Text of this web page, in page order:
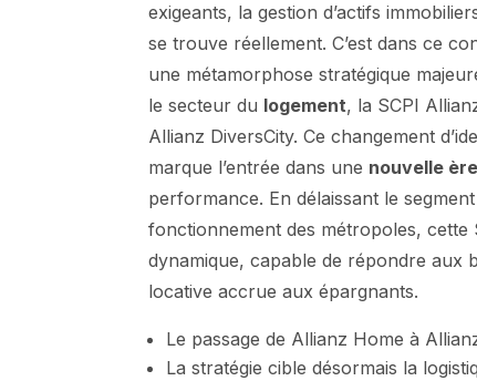
exigeants, la gestion d’actifs
se trouve réellement. C’est dans ce
une métamorphose stratégique
le secteur du logement, la SCPI
Allianz DiversCity. Ce changement
marque l’entrée dans une nouvelle ère
performance. En délaissant le
fonctionnement des métropoles, cette
dynamique, capable de répondre aux
locative accrue aux épargnants.
Le passage de Allianz Home à
La stratégie cible désormais la